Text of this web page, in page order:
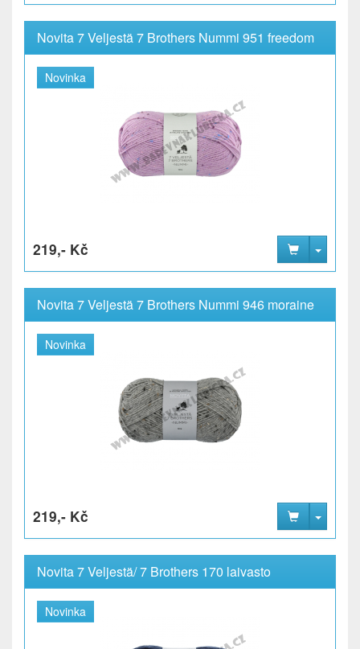
Novita 7 Veljestä 7 Brothers Nummi 951 freedom
Novinka
219,- Kč
Novita 7 Veljestä 7 Brothers Nummi 946 moraine
Novinka
219,- Kč
Novita 7 Veljestä/ 7 Brothers 170 laivasto
Novinka